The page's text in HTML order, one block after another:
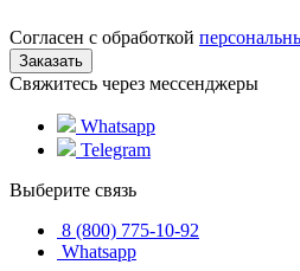
Согласен с обработкой
Свяжитесь через мессенджеры
Whatsapp
Telegram
Выберите связь
8 (800) 775-10-92
Whatsapp